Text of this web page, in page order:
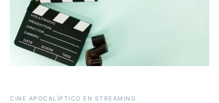
CINE APOCALÍPTICO EN STREAMING